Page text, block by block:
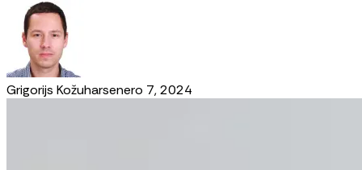
Grigorijs Kožuharsenero 7, 2024